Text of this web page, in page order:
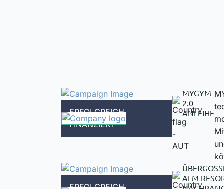
ERFOLGREICH
FINANZIERT
MYGYM
2.0 -
ANLEIHE
ERFOLGREICH
ALM